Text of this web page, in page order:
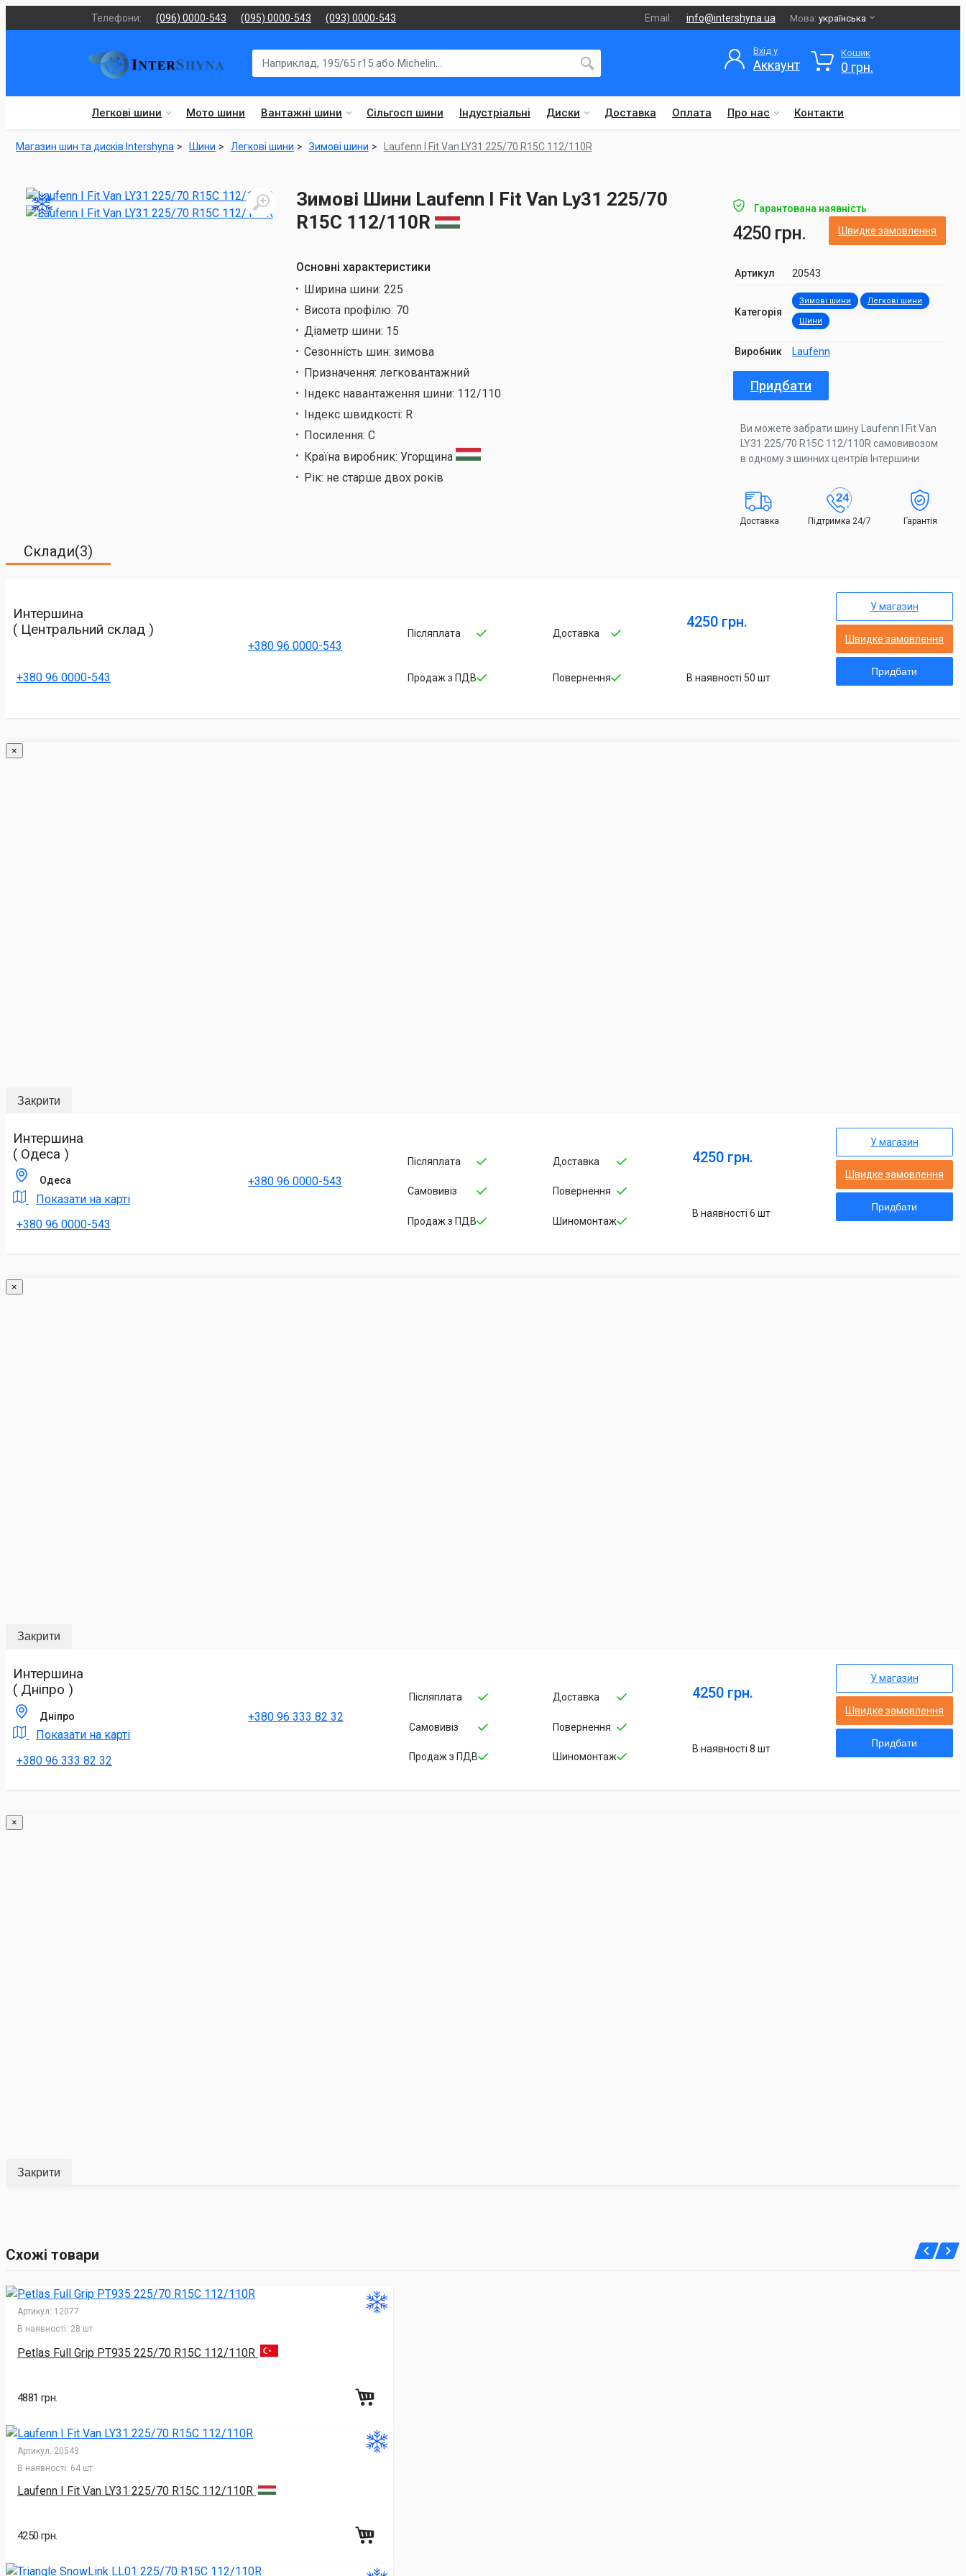
Телефони: (096) 0000-543 (095) 0000-543 (093) 0000-543 Email: info@intershyna.ua Мова: українська
Легкові шини Мото шини Вантажні шини Сільгосп шини Індустріальні Диски Доставка Оплата Про нас Контакти
Вхід у
Аккаунт
Кошик
0 грн.
Магазин шин та дисків Intershyna Шини Легкові шини Зимові шини Laufenn I Fit Van LY31 225/70 R15C 112/110R
Зимові Шини Laufenn I Fit Van Ly31 225/70
R15C 112/110R
Основні характеристики
Ширина шини: 225
Висота профілю: 70
Діаметр шини: 15
Сезонність шин: зимова
Призначення: легковантажний
Індекс навантаження шини: 112/110
Індекс швидкості: R
Посилення: C
Країна виробник: Угорщина
Рік: не старше двох років
Гарантована наявність
4250 грн. Швидке замовлення
Артикул 20543
Категорія
Зимові шини Легкові шини
Шини
Виробник Laufenn
Придбати
Ви можете забрати шину Laufenn I Fit Van
LY31 225/70 R15C 112/110R самовивозом
в одному з шинних центрів Інтершини
Доставка Підтримка 24/7 Гарантія
Склади(3)
Интершина
( Центральний склад )
+380 96 0000-543
+380 96 0000-543
Післяплата
Продаж з ПДВ
Доставка
Повернення
4250 грн.
В наявності 50 шт
У магазин
Швидке замовлення
Придбати
×
Закрити
Интершина
( Одеса )
Одеса
Показати на карті
+380 96 0000-543
+380 96 0000-543
Післяплата
Самовивіз
Продаж з ПДВ
Доставка
Повернення
Шиномонтаж
4250 грн.
В наявності 6 шт
У магазин
Швидке замовлення
Придбати
×
Закрити
Интершина
( Дніпро )
Дніпро
Показати на карті
+380 96 333 82 32
+380 96 333 82 32
Післяплата
Самовивіз
Продаж з ПДВ
Доставка
Повернення
Шиномонтаж
4250 грн.
В наявності 8 шт
У магазин
Швидке замовлення
Придбати
×
Закрити
Схожі товари
Артикул: 12077
В наявності: 28 шт
Petlas Full Grip PT935 225/70 R15C 112/110R
4881 грн.
Артикул: 20543
В наявності: 64 шт
Laufenn I Fit Van LY31 225/70 R15C 112/110R
4250 грн.